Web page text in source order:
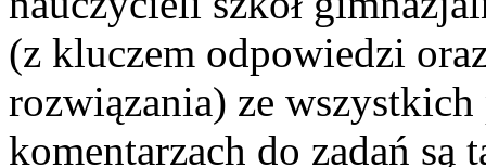
(z kluczem odpowiedzi
rozwiązania) ze
komentarzach do zadań są